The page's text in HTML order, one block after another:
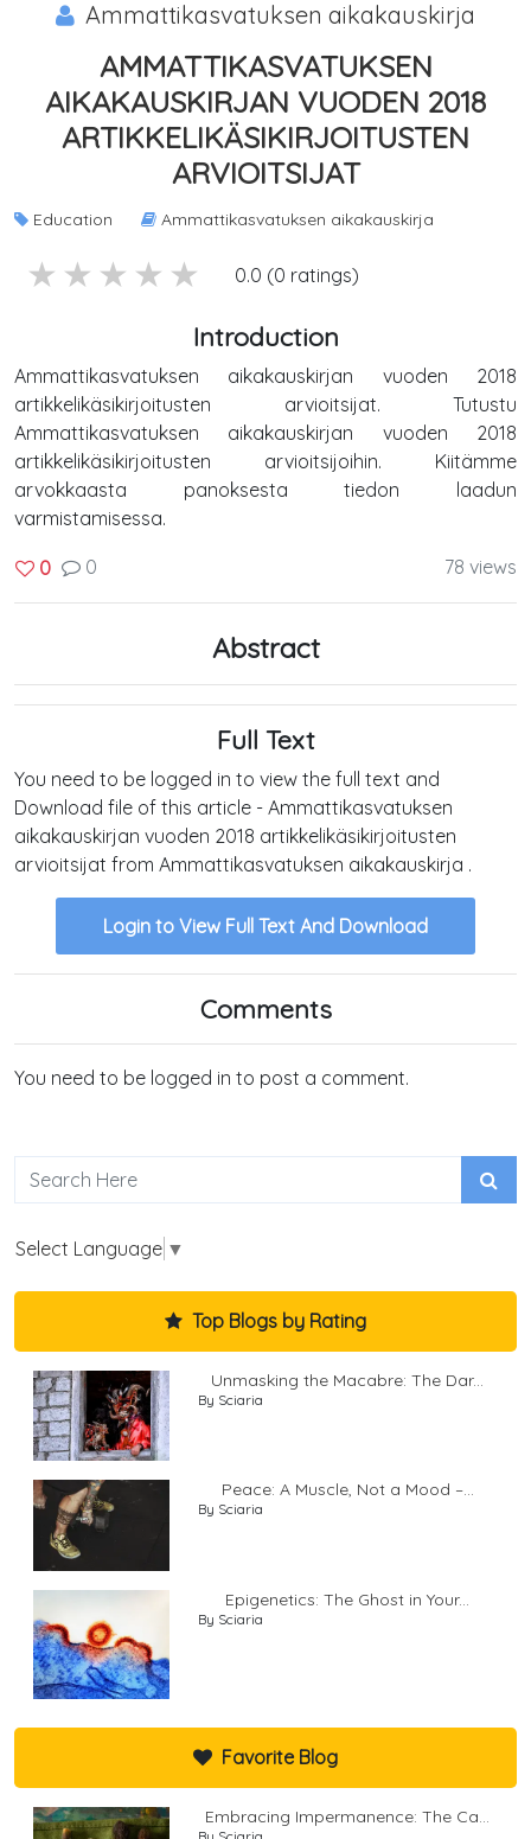
Ammattikasvatuksen aikakauskirja
AMMATTIKASVATUKSEN
AIKAKAUSKIRJAN VUODEN 2018
ARTIKKELIKÄSIKIRJOITUSTEN
ARVIOITSIJAT
Education Ammattikasvatuksen aikakauskirja
1 stars
2 stars
3 stars
4 stars
5 stars 0.0 (0 ratings)
Introduction
Ammattikasvatuksen aikakauskirjan vuoden 2018
artikkelikäsikirjoitusten arvioitsijat. Tutustu
Ammattikasvatuksen aikakauskirjan vuoden 2018
artikkelikäsikirjoitusten arvioitsijoihin. Kiitämme
arvokkaasta panoksesta tiedon laadun
varmistamisessa.
0 0 78 views
Abstract
Full Text
You need to be logged in to view the full text and
Download file of this article - Ammattikasvatuksen
aikakauskirjan vuoden 2018 artikkelikäsikirjoitusten
arvioitsijat from Ammattikasvatuksen aikakauskirja .
Login to View Full Text And Download
Comments
You need to be logged in to post a comment.
Select Language ▼
Top Blogs by Rating
Unmasking the Macabre: The Dar...
By Sciaria
Peace: A Muscle, Not a Mood –...
By Sciaria
Epigenetics: The Ghost in Your...
By Sciaria
Favorite Blog
Embracing Impermanence: The Ca...